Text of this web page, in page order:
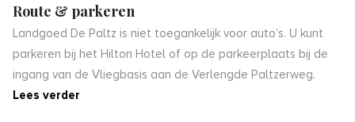
Route & parkeren
Landgoed De Paltz is niet toegankelijk voor auto’s. U kunt
parkeren bij het Hilton Hotel of op de parkeerplaats bij de
ingang van de Vliegbasis aan de Verlengde Paltzerweg.
Lees verder